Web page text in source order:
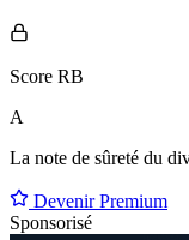
Score RB
A
La note de sûreté du
Devenir Premium
Sponsorisé